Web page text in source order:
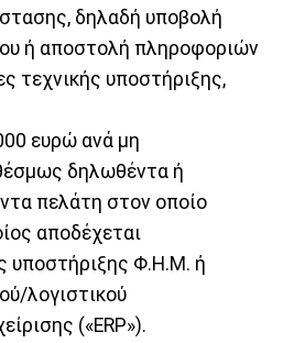
δηλαδή υποβολή
ή αποστολή πληροφοριών
τεχνικής υποστήριξης,
ευρώ ανά μη
δηλωθέντα ή
πελάτη στον οποίο
αποδέχεται
υποστήριξης Φ.Η.Μ. ή
λογιστικού
(«ERP»).